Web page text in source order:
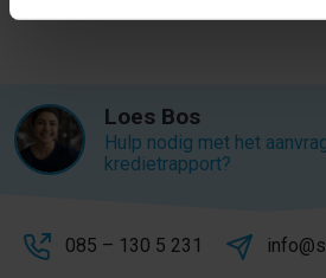
Loes Bos
Hulp nodig met het
kredietrapport?
085 – 130 5 231